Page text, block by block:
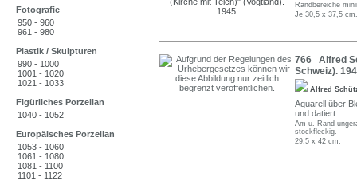
Fotografie
950 - 960
961 - 980
Plastik / Skulpturen
990 - 1000
1001 - 1020
1021 - 1033
Figürliches Porzellan
1040 - 1052
Europäisches Porzellan
1053 - 1060
1061 - 1080
1081 - 1100
1101 - 1122
Randbereiche
Je 30,5 x 37,5 cm.
766 Alfred
Schweiz).
Alfred
Aquarell über
und datiert.
Am u. Rand
stockfleckig.
29,5 x 42 cm.